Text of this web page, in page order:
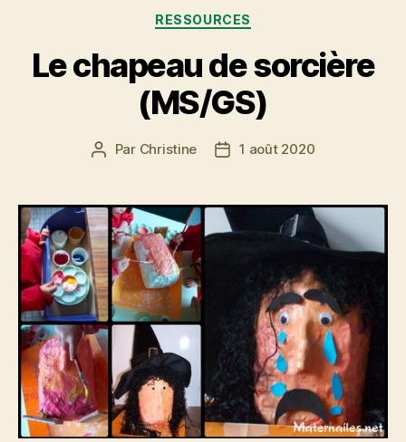
Catégories
RESSOURCES
Le chapeau de sorcière
(MS/GS)
Auteur
Par Christine
Date1 août 2020